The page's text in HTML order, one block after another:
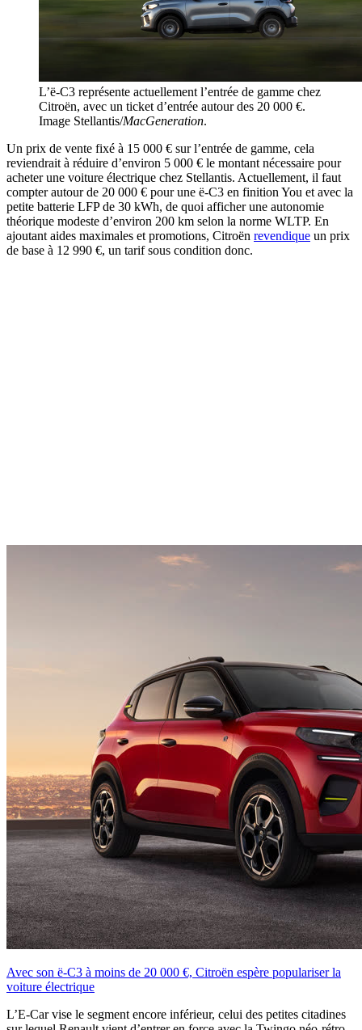
L’ë-C3 représente actuellement l’entrée de gamme chez
Citroën, avec un ticket d’entrée autour des 20 000 €.
Image Stellantis/MacGeneration.
Un prix de vente fixé à 15 000 € sur l’entrée de gamme, cela
reviendrait à réduire d’environ 5 000 € le montant nécessaire pour
acheter une voiture électrique chez Stellantis. Actuellement, il faut
compter autour de 20 000 € pour une ë-C3 en finition You et avec la
petite batterie LFP de 30 kWh, de quoi afficher une autonomie
théorique modeste d’environ 200 km selon la norme WLTP. En
ajoutant aides maximales et promotions, Citroën revendique un prix
de base à 12 990 €, un tarif sous condition donc.
Avec son ë-C3 à moins de 20 000 €, Citroën espère populariser la
voiture électrique
L’E-Car vise le segment encore inférieur, celui des petites citadines